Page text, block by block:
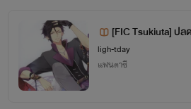
[FIC Tsukiuta] ป
ligh-tday
แฟนตาซี